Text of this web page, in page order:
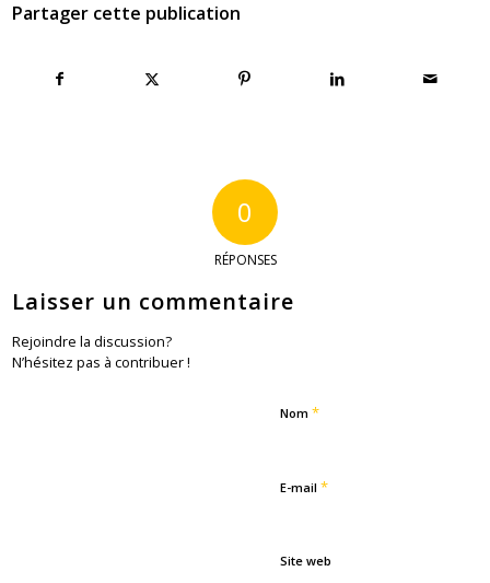
Partager cette publication
0
RÉPONSES
Laisser un commentaire
Rejoindre la discussion?
N’hésitez pas à contribuer !
Nom*
E-mail*
Site web